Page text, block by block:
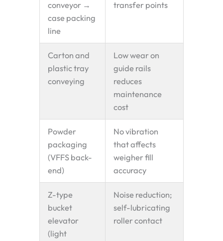
conveyor →
case packing
line
transfer points
Carton and
plastic tray
conveying
Low wear on
guide rails
reduces
maintenance
cost
Powder
packaging
(VFFS back-
end)
No vibration
that affects
weigher fill
accuracy
Z-type
bucket
elevator
(light
Noise reduction;
self-lubricating
roller contact